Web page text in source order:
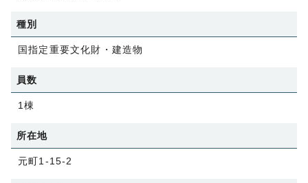
種別
国指定重要文化財・建造物
員数
1棟
所在地
元町1-15-2